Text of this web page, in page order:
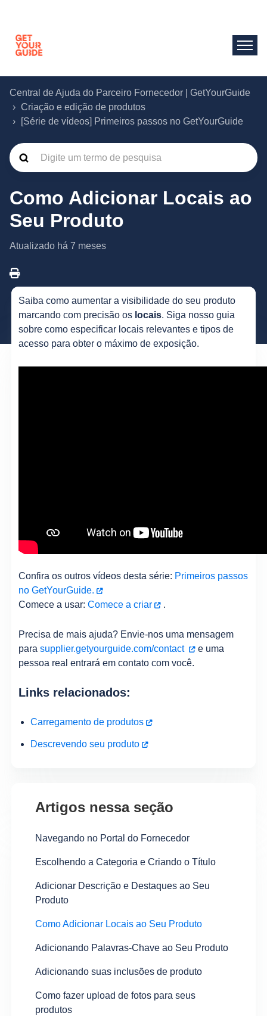
Central de Ajuda do Parceiro Fornecedor | GetYourGuide
Criação e edição de produtos
[Série de vídeos] Primeiros passos no GetYourGuide
Como Adicionar Locais ao
Seu Produto
Atualizado há 7 meses
Saiba como aumentar a visibilidade do seu produto
marcando com precisão os locais. Siga nosso guia
sobre como especificar locais relevantes e tipos de
acesso para obter o máximo de exposição.
Confira os outros vídeos desta série: Primeiros passos
no GetYourGuide.
Comece a usar:Comece a criar .
Precisa de mais ajuda? Envie-nos uma mensagem
parasupplier.getyourguide.com/contact
e uma
pessoa real entrará em contato com você.
Links relacionados:
Carregamento de produtos
Descrevendo seu produto
Artigos nessa seção
Navegando no Portal do Fornecedor
Escolhendo a Categoria e Criando o Título
Adicionar Descrição e Destaques ao Seu
Produto
Como Adicionar Locais ao Seu Produto
Adicionando Palavras-Chave ao Seu Produto
Adicionando suas inclusões de produto
Como fazer upload de fotos para seus
produtos